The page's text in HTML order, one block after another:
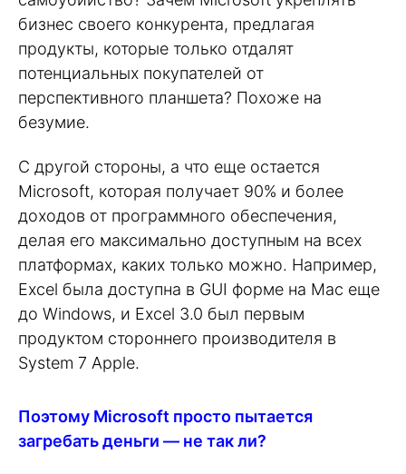
бизнес своего конкурента, предлагая
продукты, которые только отдалят
потенциальных покупателей от
перспективного планшета? Похоже на
безумие.
С другой стороны, а что еще остается
Microsoft, которая получает 90% и более
доходов от программного обеспечения,
делая его максимально доступным на всех
платформах, каких только можно. Например,
Excel была доступна в GUI форме на Mac еще
до Windows, и Excel 3.0 был первым
продуктом стороннего производителя в
System 7 Apple.
Поэтому Microsoft просто пытается
загребать деньги — не так ли?